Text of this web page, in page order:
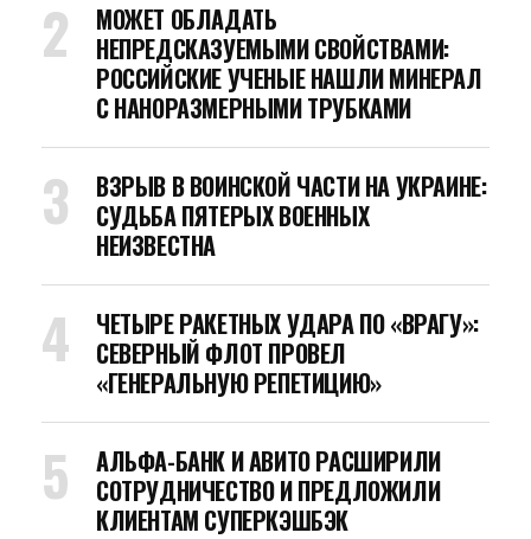
МОЖЕТ ОБЛАДАТЬ
НЕПРЕДСКАЗУЕМЫМИ СВОЙСТВАМИ:
РОССИЙСКИЕ УЧЕНЫЕ НАШЛИ МИНЕРАЛ
С НАНОРАЗМЕРНЫМИ ТРУБКАМИ
ВЗРЫВ В ВОИНСКОЙ ЧАСТИ НА УКРАИНЕ:
СУДЬБА ПЯТЕРЫХ ВОЕННЫХ
НЕИЗВЕСТНА
ЧЕТЫРЕ РАКЕТНЫХ УДАРА ПО «ВРАГУ»:
СЕВЕРНЫЙ ФЛОТ ПРОВЕЛ
«ГЕНЕРАЛЬНУЮ РЕПЕТИЦИЮ»
АЛЬФА-БАНК И АВИТО РАСШИРИЛИ
СОТРУДНИЧЕСТВО И ПРЕДЛОЖИЛИ
КЛИЕНТАМ СУПЕРКЭШБЭК